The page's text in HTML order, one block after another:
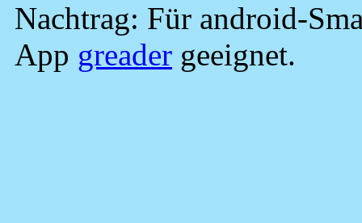
Nachtrag: Für android-
App greader geeignet.